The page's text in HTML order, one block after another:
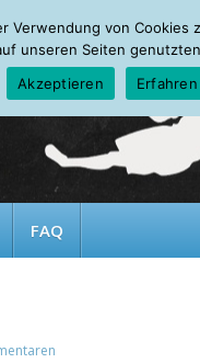
FAQ
von
unseren Seiten
Akzeptieren